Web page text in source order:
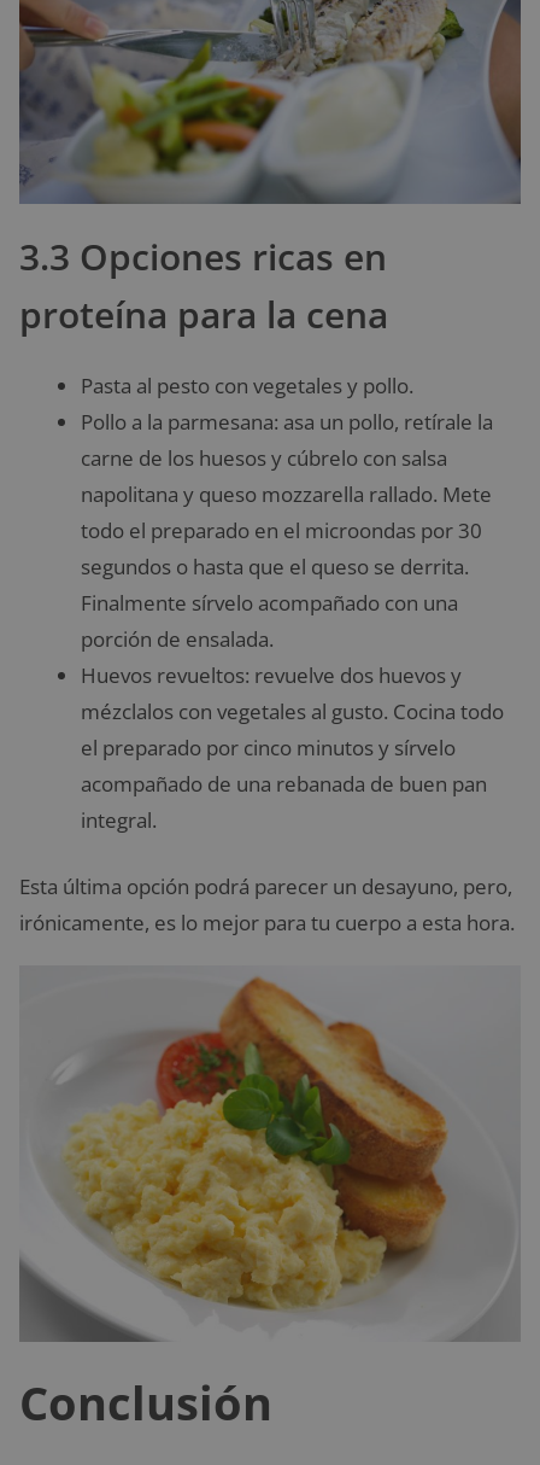
3.3 Opciones ricas en
proteína para la cena
Pasta al pesto con vegetales y pollo.
Pollo a la parmesana: asa un pollo, retírale la
carne de los huesos y cúbrelo con salsa
napolitana y queso mozzarella rallado. Mete
todo el preparado en el microondas por 30
segundos o hasta que el queso se derrita.
Finalmente sírvelo acompañado con una
porción de ensalada.
Huevos revueltos: revuelve dos huevos y
mézclalos con vegetales al gusto. Cocina todo
el preparado por cinco minutos y sírvelo
acompañado de una rebanada de buen pan
integral.
Esta última opción podrá parecer un desayuno, pero,
irónicamente, es lo mejor para tu cuerpo a esta hora.
Conclusión